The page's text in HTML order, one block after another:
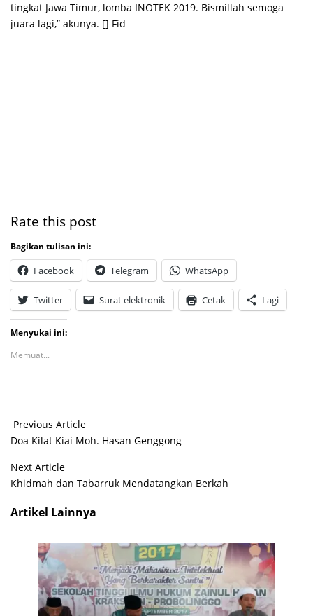
tingkat Jawa Timur, lomba INOTEK 2019. Bismillah semoga
juara lagi,” akunya. [] Fid
Rate this post
Bagikan tulisan ini:
Facebook Telegram WhatsApp
Twitter Surat elektronik Cetak Lagi
Menyukai ini:
Memuat...
Previous Article
Doa Kilat Kiai Moh. Hasan Genggong
Next Article
Khidmah dan Tabarruk Mendatangkan Berkah
Artikel Lainnya